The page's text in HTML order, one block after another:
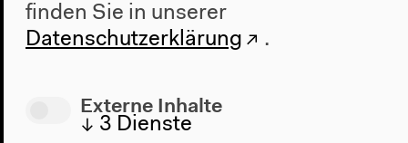
finden Sie in unserer
Datenschutzerklärung
.
Externe Inhalte
↓ 3 Dienste